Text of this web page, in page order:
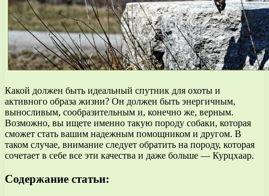
Какой должен быть идеальный спутник для охоты и
активного образа жизни? Он должен быть энергичным,
выносливым, сообразительным и, конечно же, верным.
Возможно, вы ищете именно такую породу собаки, которая
сможет стать вашим надежным помощником и другом. В
таком случае, внимание следует обратить на породу, которая
сочетает в себе все эти качества и даже больше — Курцхаар.
Содержание статьи: